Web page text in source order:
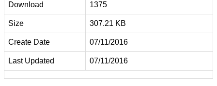
Download 1375
Size 307.21 KB
Create Date 07/11/2016
Last Updated 07/11/2016